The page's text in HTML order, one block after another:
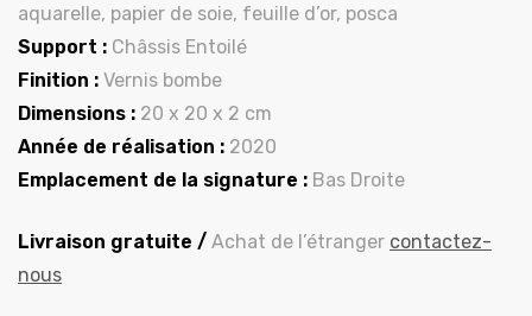
aquarelle, papier de soie, feuille d’or, posca
Support : Châssis Entoilé
Finition : Vernis bombe
Dimensions : 20 x 20 x 2 cm
Année de réalisation : 2020
Emplacement de la signature : Bas Droite
Livraison gratuite / Achat de l’étranger contactez-
nous